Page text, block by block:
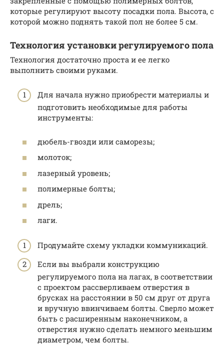
которые регулируют высоту посадки пола. Высота, с
которой можно поднять такой пол не более 5 см.
Технология установки регулируемого пола
Технология достаточно проста и ее легко
выполнить своими руками.
Для начала нужно приобрести материалы и
подготовить необходимые для работы
инструменты:
дюбель-гвозди или саморезы;
молоток;
лазерный уровень;
полимерные болты;
дрель;
лаги.
Продумайте схему укладки коммуникаций.
Если вы выбрали конструкцию
регулируемого пола на лагах, в соответствии
с проектом рассверливаем отверстия в
брусках на расстоянии в 50 см друг от друга
и вручную ввинчиваем болты. Сверло может
быть с расширенным наконечником, а
отверстия нужно сделать немного меньшим
диаметром, чем болты.